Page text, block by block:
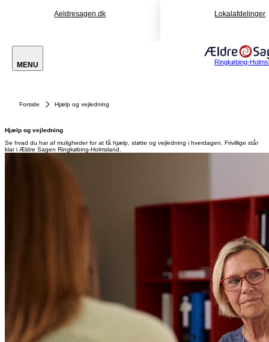
Aeldresagen.dk Lokalafdelinger
MENU Ringkøbing-
Forside Hjælp og vejledning
Hjælp og vejledning
Se hvad du har af muligheder for at få hjælp, støtte og vejledning i hverdagen. Frivillige står
klar i Ældre Sagen Ringkøbing-Holmsland.